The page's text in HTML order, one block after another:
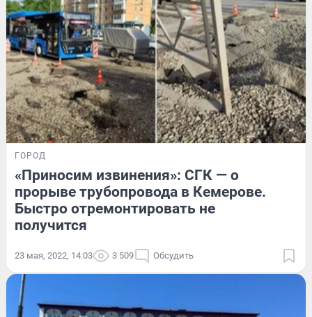
ГОРОД
«Приносим извинения»: СГК — о
прорыве трубопровода в Кемерове.
Быстро отремонтировать не
получится
23 мая, 2022, 14:03 3 509 Обсудить